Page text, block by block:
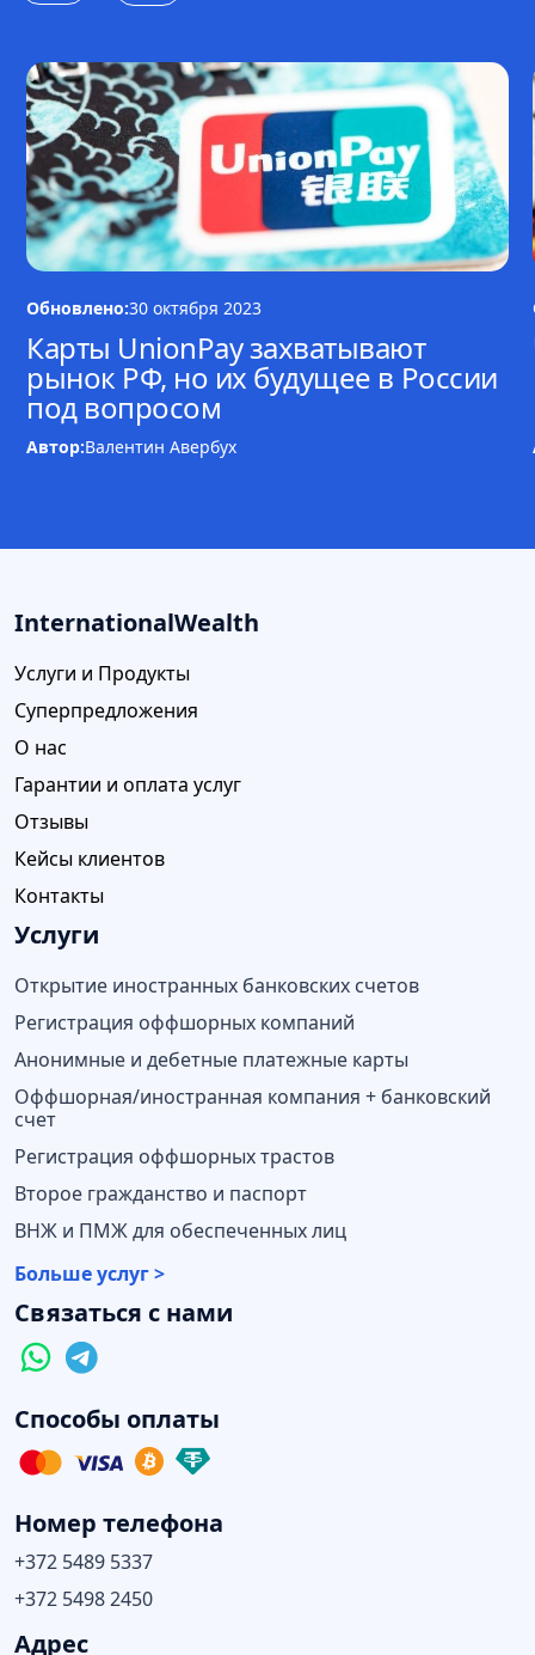
Обновлено:30 октября 2023
Карты UnionPay захватывают
рынок РФ, но их будущее в России
под вопросом
Автор:Валентин Авербух
InternationalWealth
Услуги и Продукты
Суперпредложения
О нас
Гарантии и оплата услуг
Отзывы
Кейсы клиентов
Контакты
Услуги
Открытие иностранных банковских счетов
Регистрация оффшорных компаний
Анонимные и дебетные платежные карты
Оффшорная/иностранная компания + банковский
счет
Регистрация оффшорных трастов
Второе гражданство и паспорт
ВНЖ и ПМЖ для обеспеченных лиц
Больше услуг >
Связаться с нами
Способы оплаты
Номер телефона
+372 5489 5337
+372 5498 2450
Адрес